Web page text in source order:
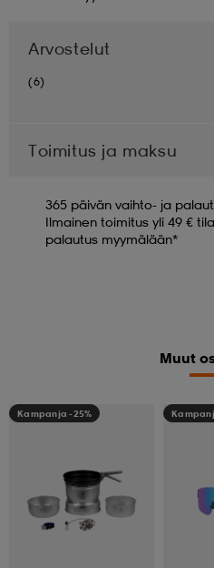
Arvostelut
(6)
Toimitus ja maksu
365 päivän vaihto- ja
Ilmainen toimitus yli 49 €
palautus myymälään*
Muut
Kampanja -25%